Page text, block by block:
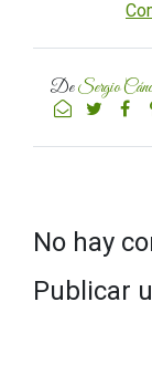
DeSergio
No hay
Publicar